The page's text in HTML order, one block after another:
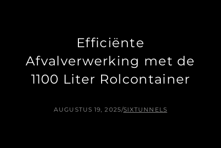
Efficiënte
Afvalverwerking met de
1100 Liter Rolcontainer
AUGUSTUS 19, 2025/SIXTUNNELS